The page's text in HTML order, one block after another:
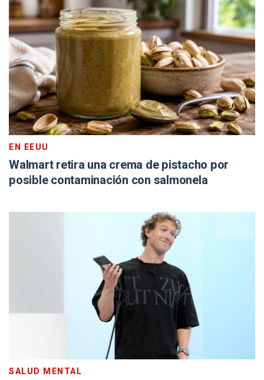
EN EEUU
Walmart retira una crema de pistacho por
posible contaminación con salmonela
SALUD MENTAL